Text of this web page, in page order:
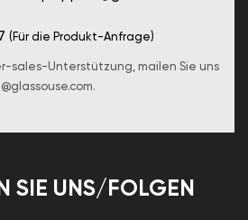
(Für die Produkt-Anfrage)
sales-Unterstützung, mailen Sie uns
.
SIE UNS/FOLGEN